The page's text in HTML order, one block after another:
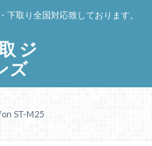
ジ
ズ
下取り全国対応致しております。
ST-M25